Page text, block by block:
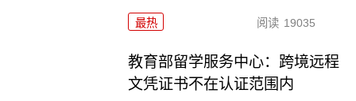
最热 阅读 19035
教育部留学服务中心：跨境远程
文凭证书不在认证范围内